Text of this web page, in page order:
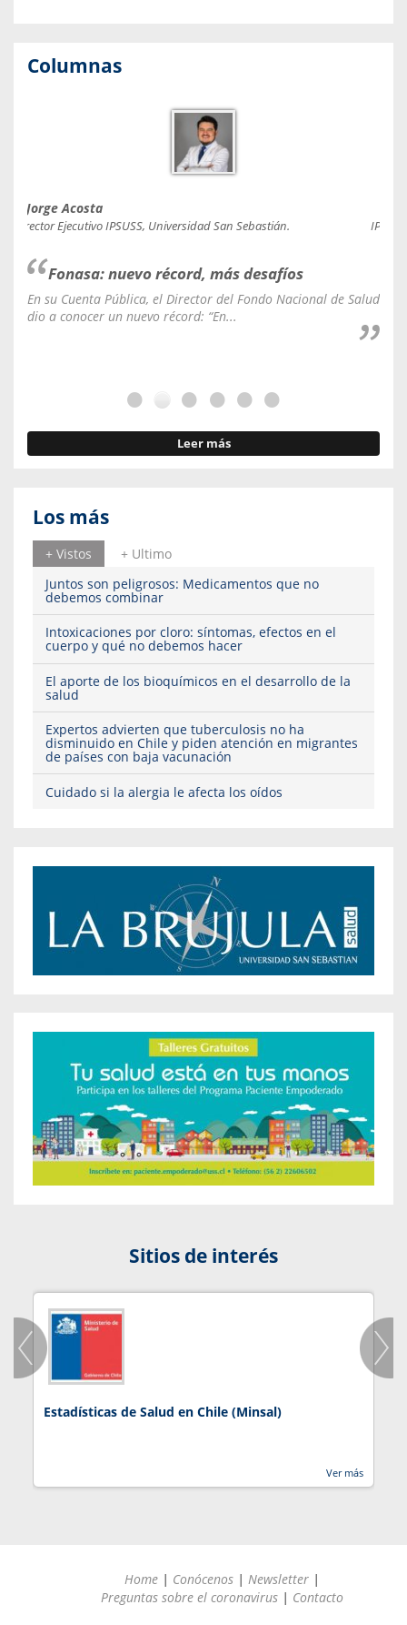
Columnas
Jorge Acosta
Director Ejecutivo IPSUSS, Universidad San Sebastián.
Fonasa: nuevo récord, más desafíos
En su Cuenta Pública, el Director del Fondo Nacional de Salud
dio a conocer un nuevo récord: “En...
Leer más
Los más
+ Vistos
+ Ultimo
Juntos son peligrosos: Medicamentos que no
debemos combinar
Intoxicaciones por cloro: síntomas, efectos en el
cuerpo y qué no debemos hacer
El aporte de los bioquímicos en el desarrollo de la
salud
Expertos advierten que tuberculosis no ha
disminuido en Chile y piden atención en migrantes
de países con baja vacunación
Cuidado si la alergia le afecta los oídos
Sitios de interés
Estadísticas de Salud en Chile (Minsal)
Ver más
Home | Conócenos | Newsletter |
Preguntas sobre el coronavirus | Contacto